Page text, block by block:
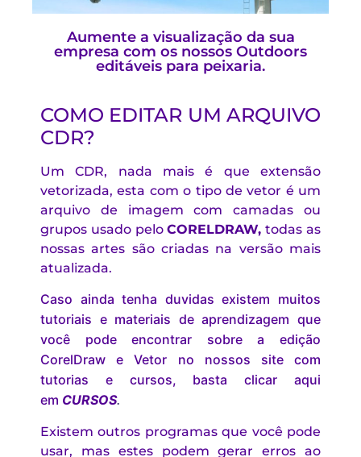
Aumente a visualização da sua
empresa com os nossos Outdoors
editáveis para peixaria.
COMO EDITAR UM ARQUIVO
CDR?
Um CDR, nada mais é que extensão
vetorizada, esta com o tipo de vetor é um
arquivo de imagem com camadas ou
grupos usado peloCORELDRAW, todas as
nossas artes são criadas na versão mais
atualizada.
Caso ainda tenha duvidas existem muitos
tutoriais e materiais de aprendizagem que
você pode encontrar sobre a edição
CorelDraw e Vetor no nossos site com
tutorias e cursos, basta clicar aqui
em CURSOS.
Existem outros programas que você pode
usar, mas estes podem gerar erros ao